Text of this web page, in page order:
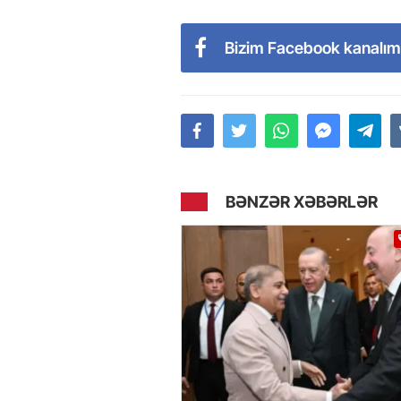
Bizim Facebook
BƏNZƏR XƏBƏRLƏR